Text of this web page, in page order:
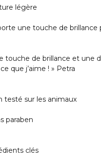
légère
une touche de brillance
touche de brillance et une
que j’aime ! » Petra
testé sur les animaux
paraben
clés